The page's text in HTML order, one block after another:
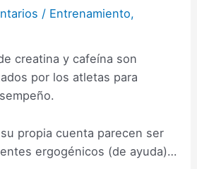
/ Entrenamiento,
creatina y cafeína son
por los atletas para
propia cuenta parecen ser
ergogénicos (de ayuda)…